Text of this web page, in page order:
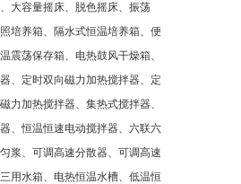
大容量摇床、脱色摇床、振荡
培养箱、隔水式恒温培养箱、便
震荡保存箱、电热鼓风干燥箱、
、定时双向磁力加热搅拌器、定
力加热搅拌器、集热式搅拌器、
、恒温恒速电动搅拌器、六联六
浆、可调高速分散器、可调高速
用水箱、电热恒温水槽、低温恒